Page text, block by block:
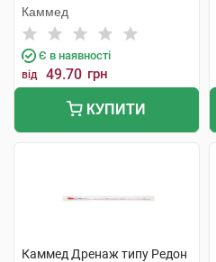
Каммед
Є в наявності
від 49.70 грн
КУПИТИ
Каммед Дренаж типу Редон